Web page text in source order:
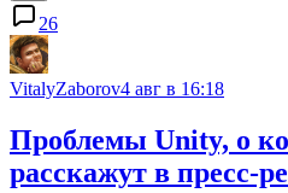
26
VitalyZaborov4 авг в 16:18
Проблемы Unity, о
расскажут в пресс-